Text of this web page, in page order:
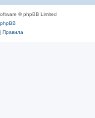
© phpBB Limited
Правила